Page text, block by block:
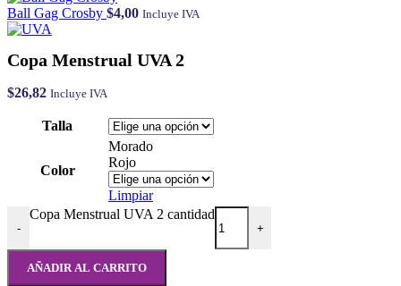
Ball Gag Crosby $4,00 Incluye IVA
Copa Menstrual UVA 2
$26,82 Incluye IVA
Talla
Color
Morado
Rojo
Limpiar
-
Copa Menstrual UVA 2 cantidad
+
AÑADIR AL CARRITO